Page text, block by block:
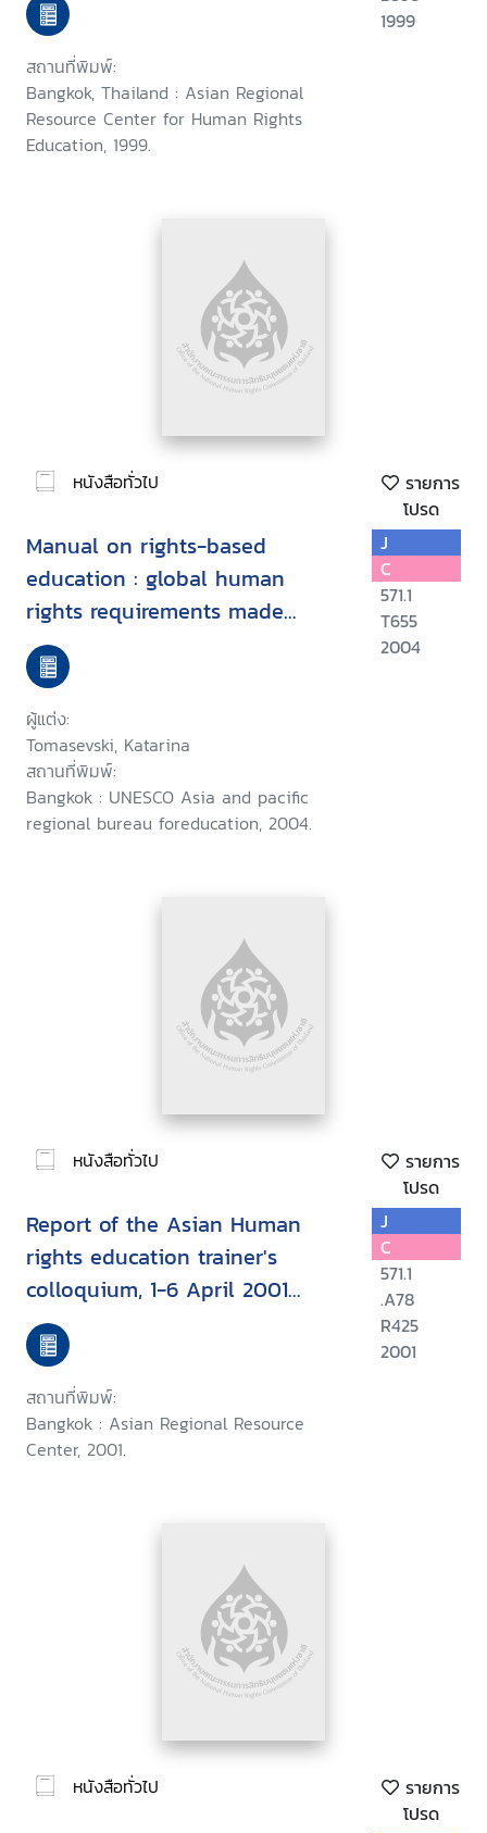
สถานที่พิมพ์:
Bangkok, Thailand : Asian Regional
Resource Center for Human Rights
Education, 1999.
1999
หนังสือทั่วไป
รายการ
โปรด
Manual on rights-based
education : global human
rights requirements made
simple
ผู้แต่ง:
Tomasevski, Katarina
สถานที่พิมพ์:
Bangkok : UNESCO Asia and pacific
regional bureau foreducation, 2004.
J
C
571.1
T655
2004
หนังสือทั่วไป
รายการ
โปรด
Report of the Asian Human
rights education trainer's
colloquium, 1-6 April 2001
Chiang Mai, Thailand
สถานที่พิมพ์:
Bangkok : Asian Regional Resource
Center, 2001.
J
C
571.1
.A78
R425
2001
หนังสือทั่วไป
รายการ
โปรด